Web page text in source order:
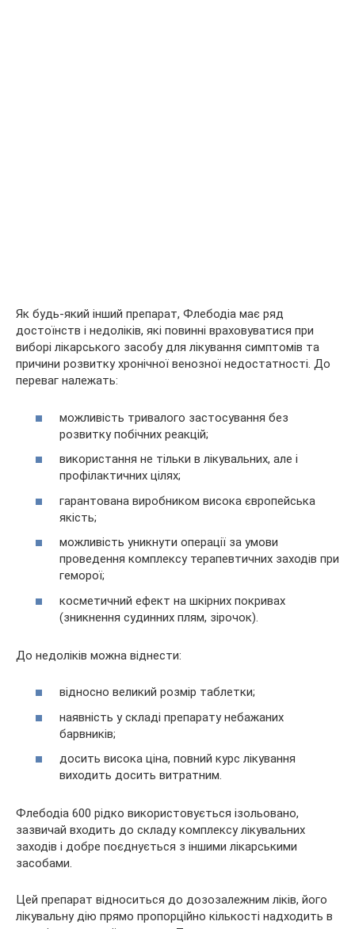
Як будь-який інший препарат, Флебодіа має ряд
достоїнств і недоліків, які повинні враховуватися при
виборі лікарського засобу для лікування симптомів та
причини розвитку хронічної венозної недостатності. До
переваг належать:
можливість тривалого застосування без
розвитку побічних реакцій;
використання не тільки в лікувальних, але і
профілактичних цілях;
гарантована виробником висока європейська
якість;
можливість уникнути операції за умови
проведення комплексу терапевтичних заходів при
геморої;
косметичний ефект на шкірних покривах
(зникнення судинних плям, зірочок).
До недоліків можна віднести:
відносно великий розмір таблетки;
наявність у складі препарату небажаних
барвників;
досить висока ціна, повний курс лікування
виходить досить витратним.
Флебодіа 600 рідко використовується ізольовано,
зазвичай входить до складу комплексу лікувальних
заходів і добре поєднується з іншими лікарськими
засобами.
Цей препарат відноситься до дозозалежним ліків, його
лікувальну дію прямо пропорційно кількості надходить в